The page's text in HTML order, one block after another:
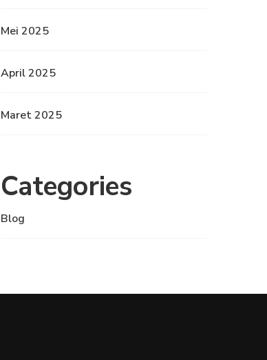
Mei 2025
April 2025
Maret 2025
Categories
Blog